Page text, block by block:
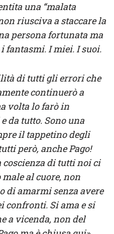
una “malata
riusciva a staccare la
persona fortunata ma
fantasmi. I miei. I suoi.
di tutti gli errori che
continuerò a
volta lo farò in
da tutto. Sono una
il tappetino degli
però, anche Pago!
coscienza di tutti noi ci
al cuore, non
di amarmi senza avere
Si ama e si
a vicenda, non del